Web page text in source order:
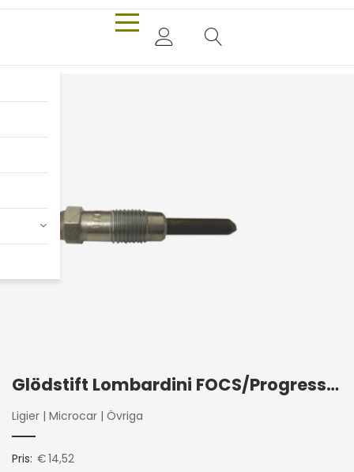
Glödstift Lombardini FOCS/Progress LDW502
Ligier | Microcar | Övriga
Pris: €14,52